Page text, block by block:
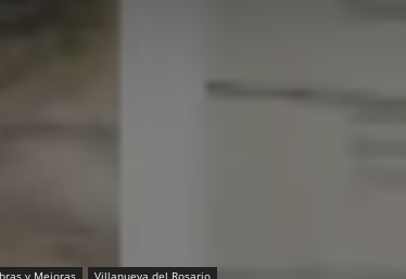
y Mejoras Villanueva del Rosario